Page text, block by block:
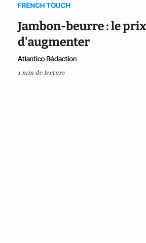
FRENCH TOUCH
Jambon-beurre : le
d'augmenter
Atlantico Rédaction
1 min de lecture